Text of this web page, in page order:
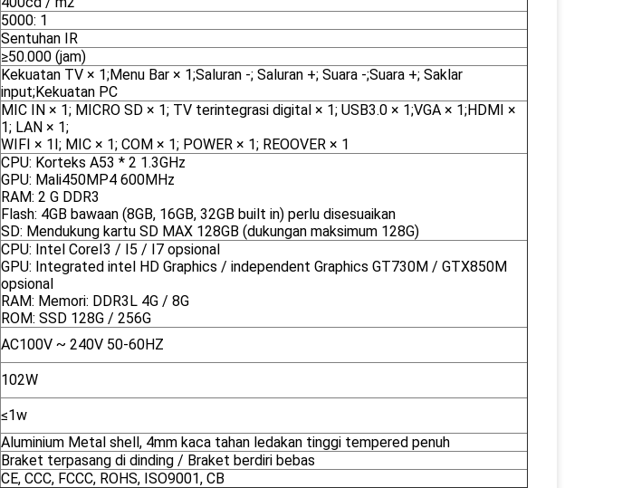
5000: 1
Sentuhan IR
≥50.000 (jam)
Kekuatan TV × 1;Menu Bar × 1;Saluran -; Saluran +; Suara -;Suara +; Saklar
input;Kekuatan PC
MIC IN × 1; MICRO SD × 1; TV terintegrasi digital × 1; USB3.0 × 1;VGA × 1;HDMI ×
1; LAN × 1;
WIFI × 1I; MIC × 1; COM × 1; POWER × 1; REOOVER × 1
CPU: Korteks A53 * 2 1.3GHz
GPU: Mali450MP4 600MHz
RAM: 2 G DDR3
Flash: 4GB bawaan (8GB, 16GB, 32GB built in) perlu disesuaikan
SD: Mendukung kartu SD MAX 128GB (dukungan maksimum 128G)
CPU: Intel CoreI3 / I5 / I7 opsional
GPU: Integrated intel HD Graphics / independent Graphics GT730M / GTX850M
opsional
RAM: Memori: DDR3L 4G / 8G
ROM: SSD 128G / 256G
AC100V ~ 240V 50-60HZ
102W
≤1w
Aluminium Metal shell, 4mm kaca tahan ledakan tinggi tempered penuh
Braket terpasang di dinding / Braket berdiri bebas
CE, CCC, FCCC, ROHS, ISO9001, CB